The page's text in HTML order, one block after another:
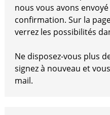
nous vous avons envoyé
confirmation. Sur la
verrez les possibilités
Ne disposez-vous plus
signez à nouveau et
mail.